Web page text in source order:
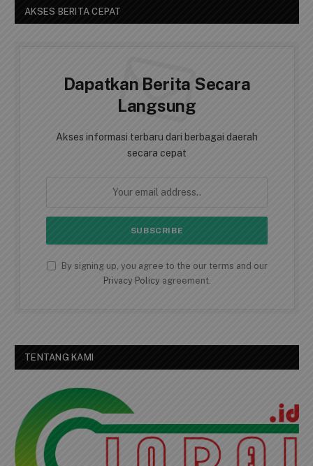
AKSES BERITA CEPAT
Dapatkan Berita Secara
Langsung
Akses informasi terbaru dari berbagai daerah
secara cepat
By signing up, you agree to the our terms and our
Privacy Policy agreement.
TENTANG KAMI